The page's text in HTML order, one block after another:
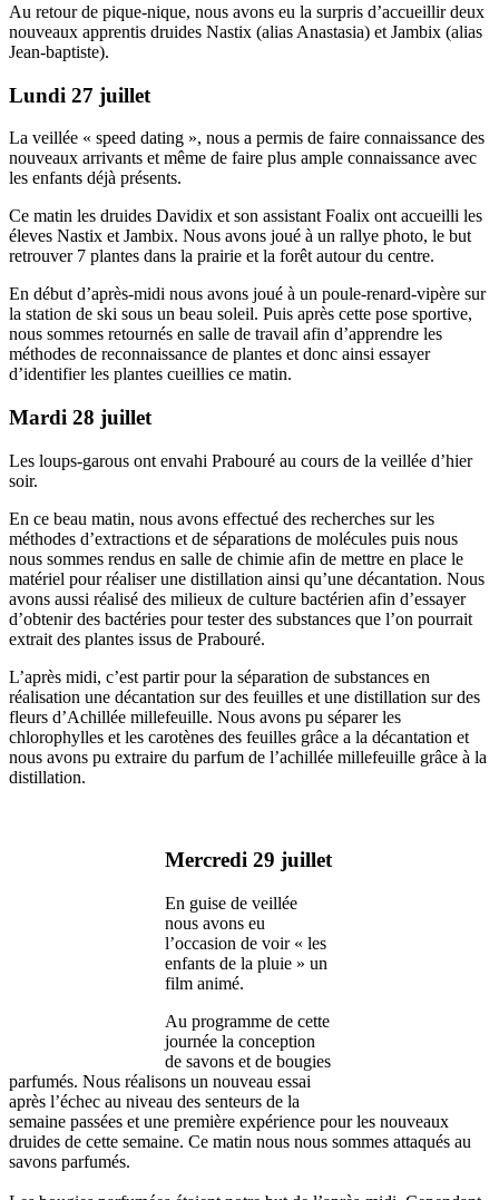
Au retour de pique-nique, nous avons eu la surpris d’accueillir deux
nouveaux apprentis druides Nastix (alias Anastasia) et Jambix (alias
Jean-baptiste).
Lundi 27 juillet
La veillée « speed dating », nous a permis de faire connaissance des
nouveaux arrivants et même de faire plus ample connaissance avec
les enfants déjà présents.
Ce matin les druides Davidix et son assistant Foalix ont accueilli les
éleves Nastix et Jambix. Nous avons joué à un rallye photo, le but
retrouver 7 plantes dans la prairie et la forêt autour du centre.
En début d’après-midi nous avons joué à un poule-renard-vipère sur
la station de ski sous un beau soleil. Puis après cette pose sportive,
nous sommes retournés en salle de travail afin d’apprendre les
méthodes de reconnaissance de plantes et donc ainsi essayer
d’identifier les plantes cueillies ce matin.
Mardi 28 juillet
Les loups-garous ont envahi Prabouré au cours de la veillée d’hier
soir.
En ce beau matin, nous avons effectué des recherches sur les
méthodes d’extractions et de séparations de molécules puis nous
nous sommes rendus en salle de chimie afin de mettre en place le
matériel pour réaliser une distillation ainsi qu’une décantation. Nous
avons aussi réalisé des milieux de culture bactérien afin d’essayer
d’obtenir des bactéries pour tester des substances que l’on pourrait
extrait des plantes issus de Prabouré.
L’après midi, c’est partir pour la séparation de substances en
réalisation une décantation sur des feuilles et une distillation sur des
fleurs d’Achillée millefeuille. Nous avons pu séparer les
chlorophylles et les carotènes des feuilles grâce a la décantation et
nous avons pu extraire du parfum de l’achillée millefeuille grâce à la
distillation.
Mercredi 29 juillet
En guise de veillée
nous avons eu
l’occasion de voir « les
enfants de la pluie » un
film animé.
Au programme de cette
journée la conception
de savons et de bougies
parfumés. Nous réalisons un nouveau essai
après l’échec au niveau des senteurs de la
semaine passées et une première expérience pour les nouveaux
druides de cette semaine. Ce matin nous nous sommes attaqués au
savons parfumés.